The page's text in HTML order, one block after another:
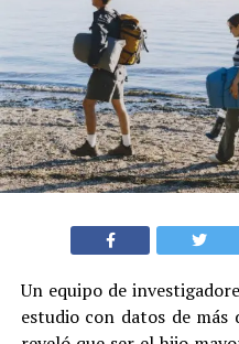
Un equipo de
estudio con datos de más